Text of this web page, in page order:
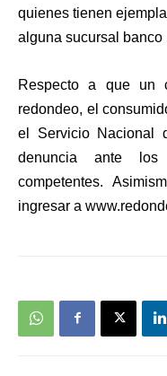
quienes tienen
alguna sucursal banco
Respecto a que un
redondeo, el
el Servicio Nacional
denuncia ante
competentes.
ingresar a